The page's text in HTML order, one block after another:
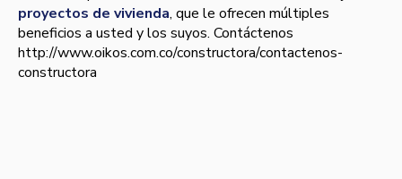
proyectos de vivienda, que le ofrecen múltiples
beneficios a usted y los suyos. Contáctenos
http://www.oikos.com.co/constructora/contactenos-
constructora